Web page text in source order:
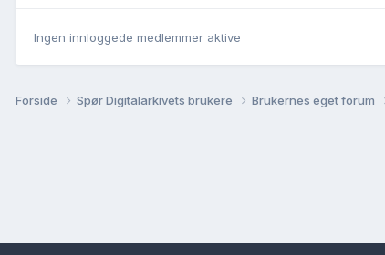
Ingen innloggede medlemmer aktive
Forside Spør Digitalarkivets brukere Brukernes eget forum